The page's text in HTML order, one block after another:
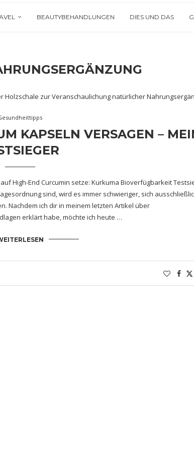
BEAUTYBEHANDLUNGEN DIES UND DAS
KAPSELN VERSAGEN –
High-End Curcumin setze: Kurkuma Bioverfügbarkeit
sind, wird es immer schwieriger, sich
Nachdem ich dir in meinem letzten Artikel über
erklärt habe, möchte ich heute …